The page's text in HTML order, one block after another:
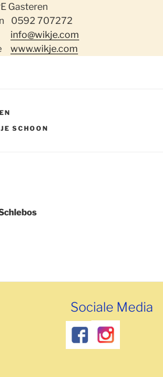
Gasteren
0592 707272
info@wikje.com
www.wikje.com
SCHOON
Sociale Media